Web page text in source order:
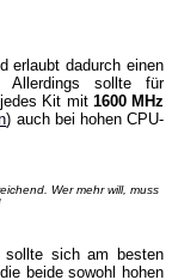
erlaubt dadurch einen
Allerdings sollte für
Kit mit 1600 MHz
) auch bei hohen CPU-
Wer mehr will, muss
sich am besten
beide sowohl hohen